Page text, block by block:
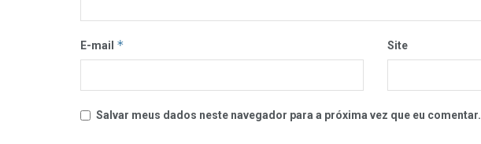
E-mail * Site
Salvar meus dados neste navegador para a próxima vez que eu comentar.